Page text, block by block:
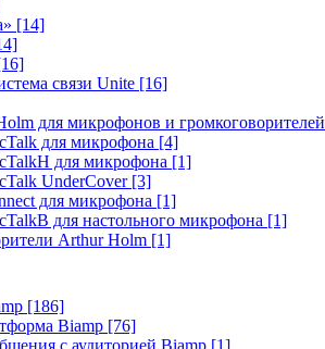
[14]
связи Unite [16]
для микрофонов и громкоговорителей
для микрофона [4]
для микрофона [1]
UnderCover [3]
для микрофона [1]
для настольного микрофона [1]
Arthur Holm [1]
[186]
Biamp [76]
с аудиторией Biamp [1]